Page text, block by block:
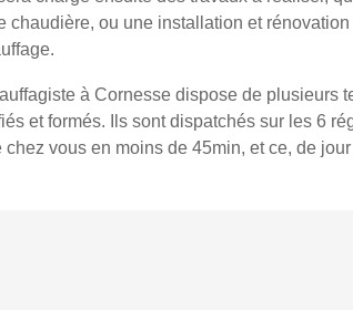
chaudière, ou une installation et
à Cornesse dispose de plusieurs
et formés. Ils sont dispatchés sur les 6
chez vous en moins de 45min, et ce, de